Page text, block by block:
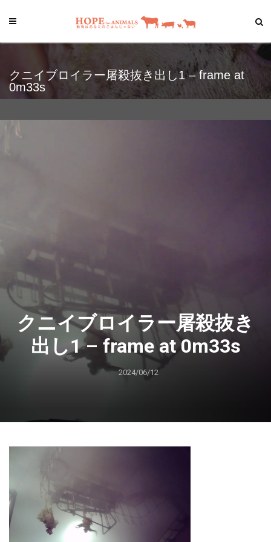
クニイブロイラー屠殺抜き出し1 – frame at
0m33s
クニイブロイラー屠殺抜き
出し1 – frame at 0m33s
2024/06/12